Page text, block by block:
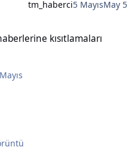
tm_haberci5 MayısMay 5
kısıtlamaları